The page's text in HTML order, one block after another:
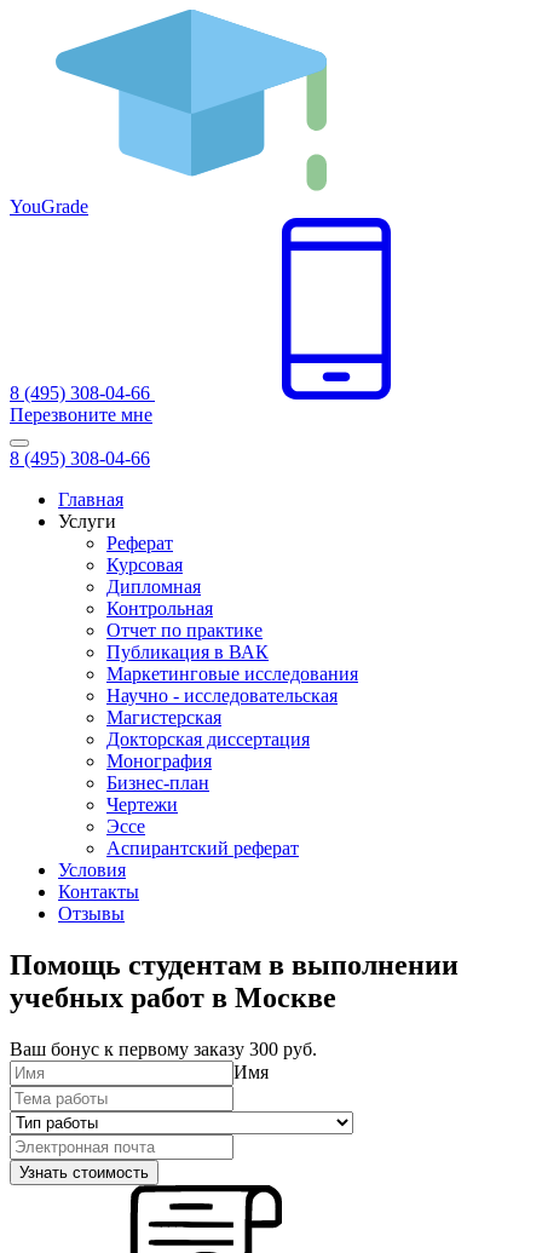
YouGrade
8 (495) 308-04-66
Перезвоните мне
8 (495) 308-04-66
Главная
Услуги
Реферат
Курсовая
Дипломная
Контрольная
Отчет по практике
Публикация в ВАК
Маркетинговые исследования
Научно - исследовательская
Магистерская
Докторская диссертация
Монография
Бизнес-план
Чертежи
Эссе
Аспирантский реферат
Условия
Контакты
Отзывы
Помощь студентам в выполнении
учебных работ в Москве
Ваш бонус к первому заказу 300 руб.
Имя